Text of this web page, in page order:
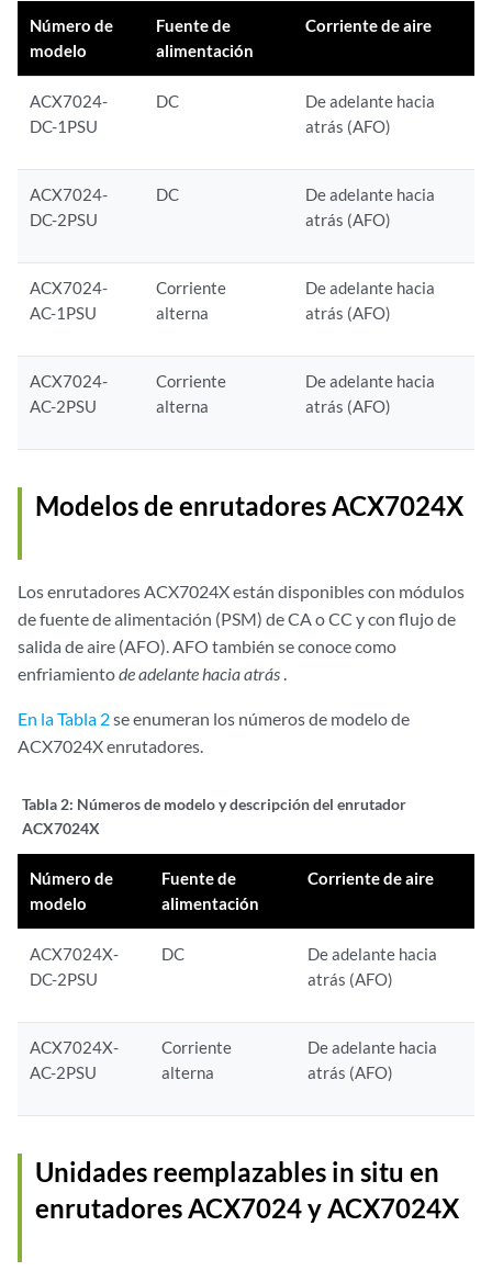
Número de
modelo
Fuente de
alimentación
Corriente de aire
ACX7024-
DC-1PSU
DC
De adelante hacia
atrás (AFO)
ACX7024-
DC-2PSU
DC
De adelante hacia
atrás (AFO)
ACX7024-
AC-1PSU
Corriente
alterna
De adelante hacia
atrás (AFO)
ACX7024-
AC-2PSU
Corriente
alterna
De adelante hacia
atrás (AFO)
Modelos de enrutadores ACX7024X
Los enrutadores ACX7024X están disponibles con módulos
de fuente de alimentación (PSM) de CA oCC y con flujo de
salida de aire (AFO). AFO también se conoce como
enfriamientode adelante hacia atrás .
En la Tabla 2se enumeran los números de modelo de
ACX7024X enrutadores.
Tabla 2: Números de modelo y descripción del enrutador
ACX7024X
Número de
modelo
Fuente de
alimentación
Corriente de aire
ACX7024X-
DC-2PSU
DC
De adelante hacia
atrás (AFO)
ACX7024X-
AC-2PSU
Corriente
alterna
De adelante hacia
atrás (AFO)
Unidades reemplazables in situ en
enrutadores ACX7024y ACX7024X